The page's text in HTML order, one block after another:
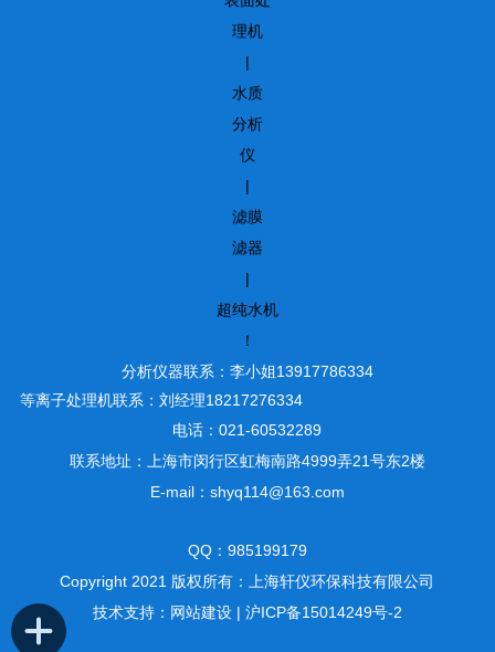
理机
|
水质
分析
仪
|
滤膜
滤器
|
超纯水机
！
分析仪器联系：李小姐13917786334
等离子处理机联系：刘经理18217276334
电话：021-60532289
联系地址：上海市闵行区虹梅南路4999弄21号东2楼
E-mail：shyq114@163.com
QQ：985199179
Copyright 2021 版权所有：上海轩仪环保科技有限公司
技术支持： 网站建设| 沪ICP备15014249号-2